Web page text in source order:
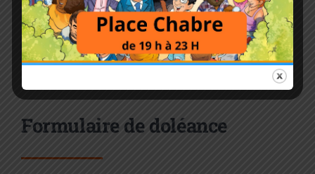
conférences, de fête de quartier et de divers
animations dès lors que celles-ci sont considérées
comme participant à la prospérité et à l’agrément
Formulaire de doléance